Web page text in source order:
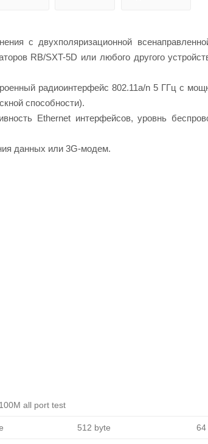
с двухполяризационной
RB/SXT-5D или любого другого
радиоинтерфейс 802.11a/n 5 ГГц с
способности).
Ethernet интерфейсов, уровнь
данных или 3G-модем.
all port test
512 byte 64